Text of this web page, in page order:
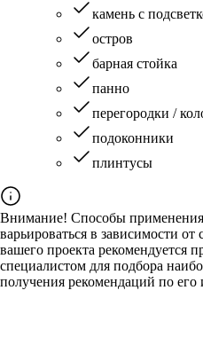
камень с
остров
барная стойка
панно
перегородки /
подоконники
плинтусы
Внимание! Способы применения
варьироваться в зависимости
вашего проекта рекомендуется
специалистом для подбора
получения рекомендаций по его